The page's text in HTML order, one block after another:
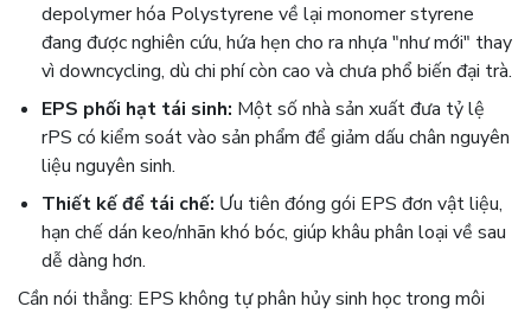
depolymer hóa Polystyrene về lại monomer styrene
đang được nghiên cứu, hứa hẹn cho ra nhựa "như mới" thay
vì downcycling, dù chi phí còn cao và chưa phổ biến đại trà.
EPS phối hạt tái sinh: Một số nhà sản xuất đưa tỷ lệ
rPS có kiểm soát vào sản phẩm để giảm dấu chân nguyên
liệu nguyên sinh.
Thiết kế để tái chế: Ưu tiên đóng gói EPS đơn vật liệu,
hạn chế dán keo/nhãn khó bóc, giúp khâu phân loại về sau
dễ dàng hơn.
Cần nói thẳng: EPS không tự phân hủy sinh học trong môi